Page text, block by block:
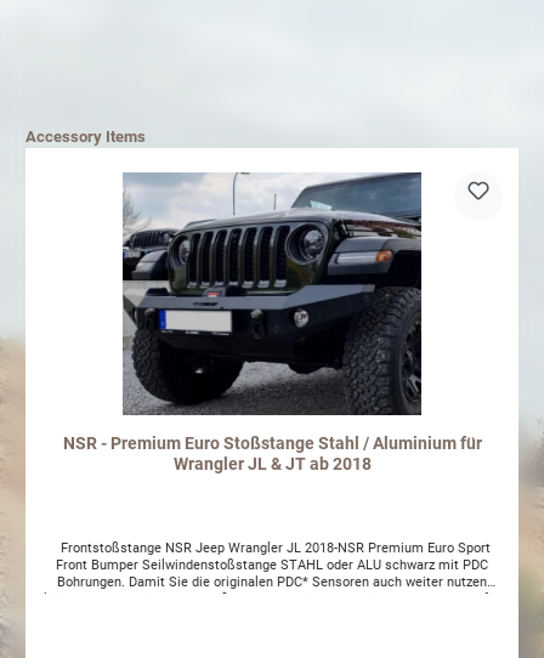
Accessory Items
NSR - Premium Euro Stoßstange Stahl / Aluminium für
Wrangler JL & JT ab 2018
Frontstoßstange NSR Jeep Wrangler JL 2018-NSR Premium Euro Sport
Front Bumper Seilwindenstoßstange STAHL oder ALU schwarz mit PDC
Bohrungen. Damit Sie die originalen PDC* Sensoren auch weiter nutzen